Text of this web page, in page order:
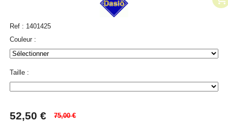
Ref : 1401425
Couleur :
Taille :
52,50 € 75,00 €